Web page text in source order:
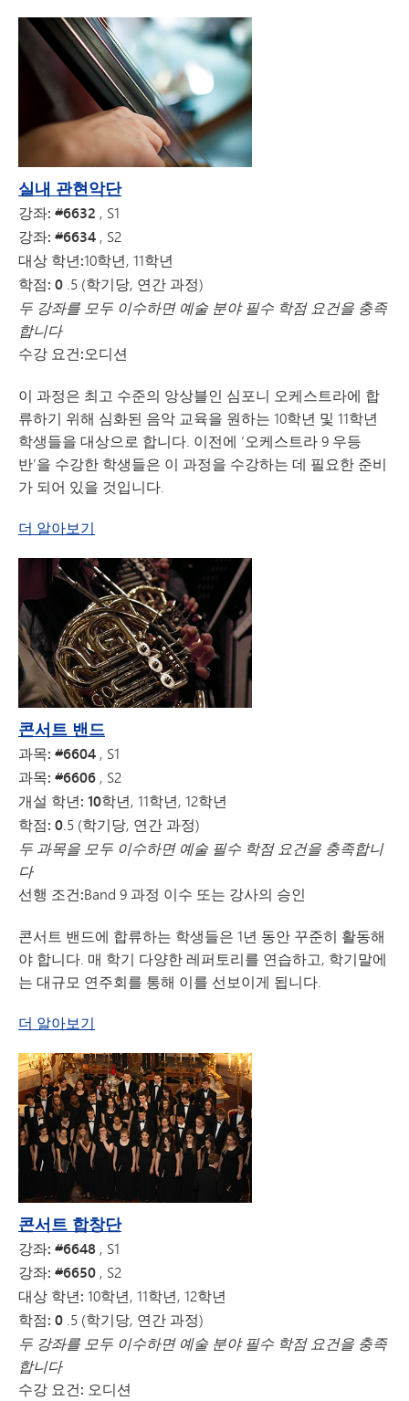
실내 관현악단
강좌: #6632 , S1
강좌: #6634 , S2
대상 학년:10학년, 11학년
학점: 0 .5 (학기당, 연간 과정)
두 강좌를 모두 이수하면 예술 분야 필수 학점 요건을 충족
합니다
수강 요건:오디션
이 과정은 최고 수준의 앙상블인 심포니 오케스트라에 합
류하기 위해 심화된 음악 교육을 원하는 10학년 및 11학년
학생들을 대상으로 합니다. 이전에 ‘오케스트라 9 우등
반’을 수강한 학생들은 이 과정을 수강하는 데 필요한 준비
가 되어 있을 것입니다.
더 알아보기
콘서트 밴드
과목: #6604 , S1
과목: #6606 , S2
개설 학년: 10학년, 11학년, 12학년
학점: 0.5 (학기당, 연간 과정)
두 과목을 모두 이수하면 예술 필수 학점 요건을 충족합니
다
선행 조건:Band 9 과정 이수 또는 강사의 승인
콘서트 밴드에 합류하는 학생들은 1년 동안 꾸준히 활동해
야 합니다. 매 학기 다양한 레퍼토리를 연습하고, 학기말에
는 대규모 연주회를 통해 이를 선보이게 됩니다.
더 알아보기
콘서트 합창단
강좌: #6648 , S1
강좌: #6650 , S2
대상 학년: 10학년, 11학년, 12학년
학점: 0 .5 (학기당, 연간 과정)
두 강좌를 모두 이수하면 예술 분야 필수 학점 요건을 충족
합니다
수강 요건: 오디션